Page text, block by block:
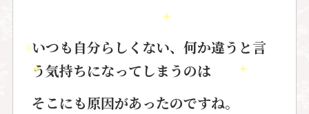
いつも自分らしくない、何か違うと言
う気持ちになってしまうのは
そこにも原因があったのですね。